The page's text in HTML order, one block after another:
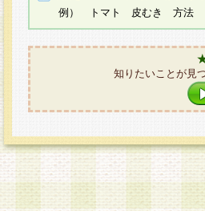
例） トマト 皮むき 方法
★
知りたいことが見